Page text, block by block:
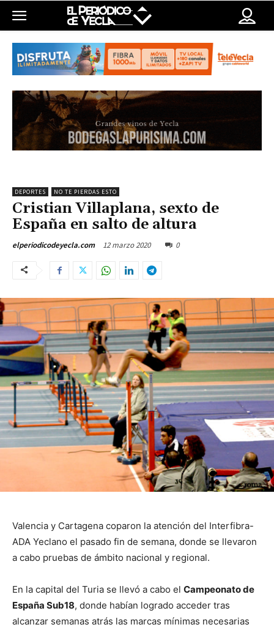
DEPORTES NO TE PIERDAS ESTO
Cristian Villaplana, sexto de
España en salto de altura
elperiodicodeyecla.com 12 marzo 2020 0
Valencia y Cartagena coparon la atención del Interfibra-
ADA Yeclano el pasado fin de semana, donde se llevaron
a cabo pruebas de ámbito nacional y regional.
En la capital del Turia se llevó a cabo el Campeonato de
España Sub18, donde habían logrado acceder tras
alcanzar semanas atrás las marcas mínimas necesarias